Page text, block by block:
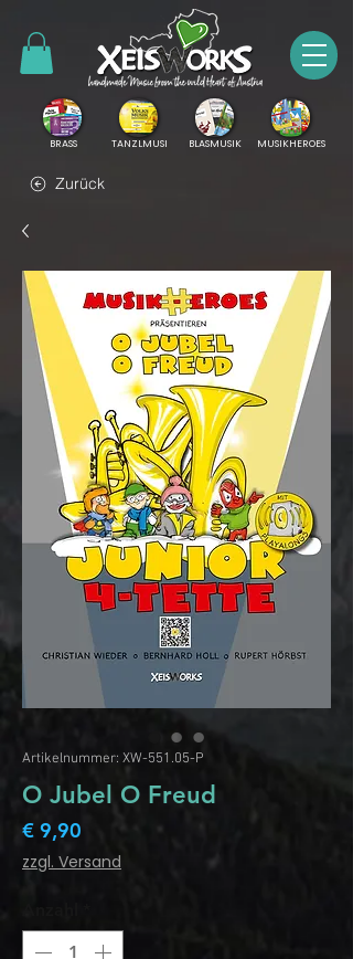
BRASS TANZLMUSI BLASMUSIK MUSIKHEROES
Zurück
Artikelnummer: XW-551.05-P
O Jubel O Freud
€ 9,90
zzgl. Versand